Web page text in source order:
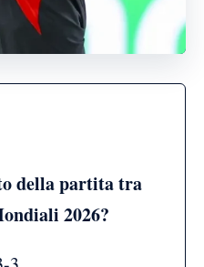
della partita tra
2026?